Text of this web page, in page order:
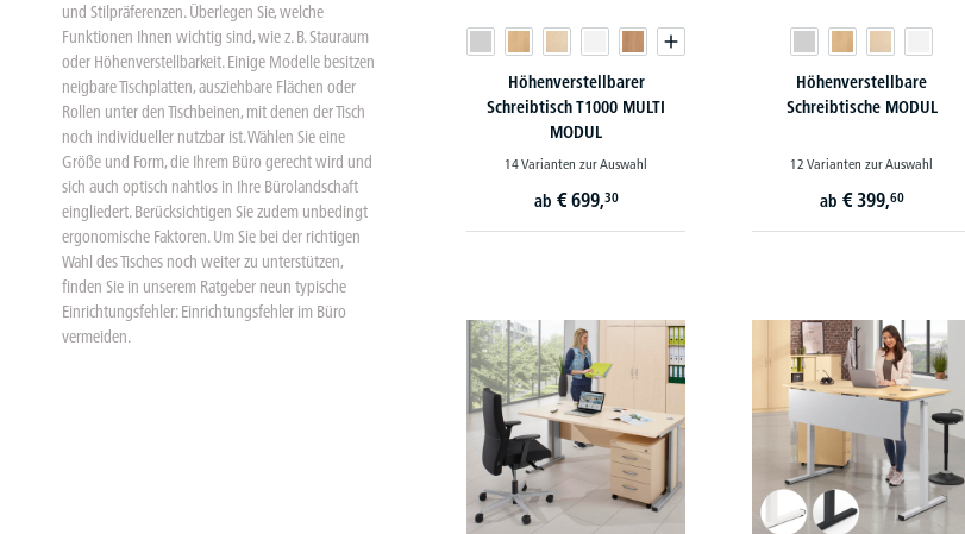
und Stilpräferenzen. Überlegen Sie, welche
Funktionen Ihnen wichtig sind, wie z. B. Stauraum
oder Höhenverstellbarkeit. Einige Modelle besitzen
neigbare Tischplatten, ausziehbare Flächen oder
Rollen unter den Tischbeinen, mit denen der Tisch
noch individueller nutzbar ist. Wählen Sie eine
Größe und Form, die Ihrem Büro gerecht wird und
sich auch optisch nahtlos in Ihre Bürolandschaft
eingliedert. Berücksichtigen Sie zudem unbedingt
ergonomische Faktoren. Um Sie bei der richtigen
Wahl des Tisches noch weiter zu unterstützen,
finden Sie in unserem Ratgeber neun typische
Einrichtungsfehler: Einrichtungsfehler im Büro
vermeiden.
Höhenverstellbarer
Schreibtisch T1000 MULTI
MODUL
14 Varianten zur Auswahl
ab € 699,30
Höhenverstellbare
Schreibtische MODUL
12 Varianten zur Auswahl
ab € 399,60